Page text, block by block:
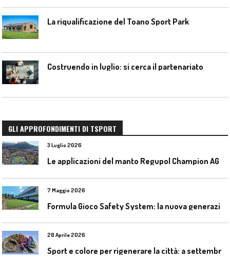
La riqualificazione del Toano Sport Park
Costruendo in luglio: si cerca il partenariato
GLI APPROFONDIMENTI DI TSPORT
3 Luglio 2026
7 Maggio 2026
28 Aprile 2026